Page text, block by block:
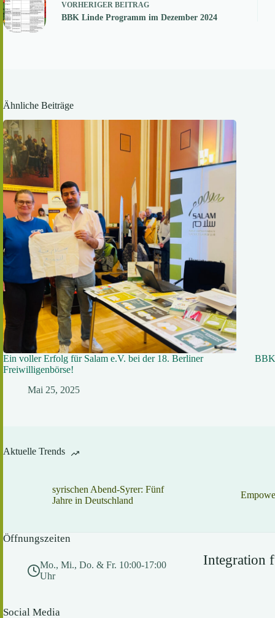
VORHERIGER BEITRAG
BBK Linde Programm im Dezember 2024
Ähnliche Beiträge
Ein voller Erfolg für Salam e.V. bei der 18. Berliner
Freiwilligenbörse!
Mai 25, 2025
BBK
Aktuelle Trends
syrischen Abend-Syrer: Fünf
Jahre in Deutschland
Öffnungszeiten
Mo., Mi., Do. & Fr. 10:00-17:00
Uhr
Social Media
Integration